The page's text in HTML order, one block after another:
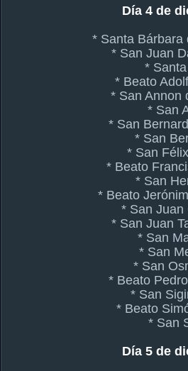
Día 4 de
* Santa Bárbara
* San Juan
*
* Beato
* San Annon
* San
* San
* San
* San
* Beato
* San
* Beato
* San Juan
* San Juan
* San
* San
* San
* Beato
* San
* Beato
* San
Día 5 de